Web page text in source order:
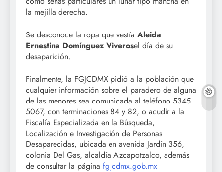
la mejilla derecha.
Se desconoce la ropa que vestía Aleida
Ernestina Domínguez Viverosel día de su
desaparición.
Finalmente, la FGJCDMX pidió a la población que
cualquier información sobre el paradero de alguna
de las menores sea comunicada al teléfono 5345
5067, con terminaciones 84 y 82, o acudir a la
Fiscalía Especializada en la Búsqueda,
Localización e Investigación de Personas
Desaparecidas, ubicada en avenida Jardín 356,
colonia Del Gas, alcaldía Azcapotzalco, además
de consultar la página fgjcdmx.gob.mx